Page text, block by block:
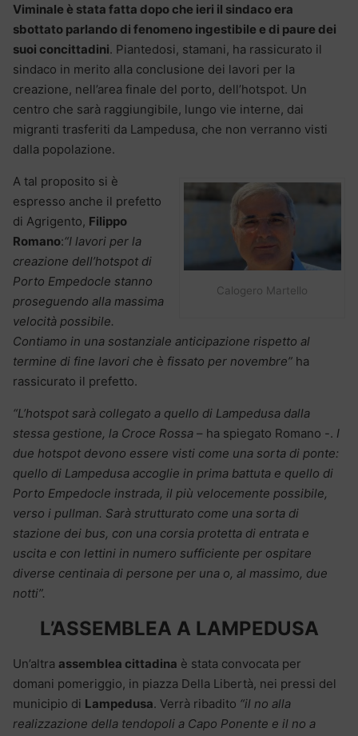
Viminale è stata fatta dopo che ieri il sindaco era
sbottato parlando di fenomeno ingestibile e di paure dei
suoi concittadini. Piantedosi, stamani, ha rassicurato il
sindaco in merito alla conclusione dei lavori per la
creazione, nell’area finale del porto, dell’hotspot. Un
centro che sarà raggiungibile, lungo vie interne, dai
migranti trasferiti da Lampedusa, che non verranno visti
dalla popolazione.
Calogero Martello
A tal proposito si è
espresso anche il prefetto
di Agrigento, Filippo
Romano:“I lavori per la
creazione dell’hotspot di
Porto Empedocle stanno
proseguendo alla massima
velocità possibile.
Contiamo in una sostanziale anticipazione rispetto al
termine di fine lavori che è fissato per novembre” ha
rassicurato il prefetto.
“L’hotspot sarà collegato a quello di Lampedusa dalla
stessa gestione, la Croce Rossa – ha spiegato Romano -. I
due hotspot devono essere visti come una sorta di ponte:
quello di Lampedusa accoglie in prima battuta e quello di
Porto Empedocle instrada, il più velocemente possibile,
verso i pullman. Sarà strutturato come una sorta di
stazione dei bus, con una corsia protetta di entrata e
uscita e con lettini in numero sufficiente per ospitare
diverse centinaia di persone per una o, al massimo, due
notti”.
L’ASSEMBLEA A LAMPEDUSA
Un’altra assemblea cittadina è stata convocata per
domani pomeriggio, in piazza Della Libertà, nei pressi del
municipio di Lampedusa. Verrà ribadito “il no alla
realizzazione della tendopoli a Capo Ponente e il no a